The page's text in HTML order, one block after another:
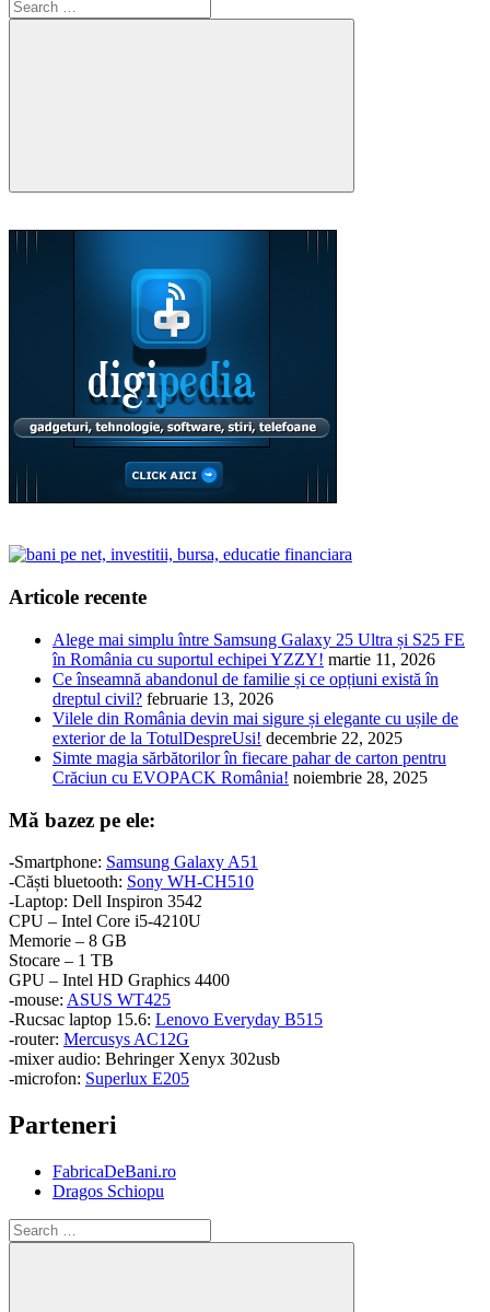
Search
for:
Search
Articole recente
Alege mai simplu între Samsung Galaxy 25 Ultra și S25 FE
în România cu suportul echipei YZZY! martie 11, 2026
Ce înseamnă abandonul de familie și ce opțiuni există în
dreptul civil? februarie 13, 2026
Vilele din România devin mai sigure și elegante cu ușile de
exterior de la TotulDespreUsi! decembrie 22, 2025
Simte magia sărbătorilor în fiecare pahar de carton pentru
Crăciun cu EVOPACK România! noiembrie 28, 2025
Mă bazez pe ele:
-Smartphone: Samsung Galaxy A51
-Căști bluetooth: Sony WH-CH510
-Laptop: Dell Inspiron 3542
CPU – Intel Core i5-4210U
Memorie – 8 GB
Stocare – 1 TB
GPU – Intel HD Graphics 4400
-mouse: ASUS WT425
-Rucsac laptop 15.6: Lenovo Everyday B515
-router: Mercusys AC12G
-mixer audio: Behringer Xenyx 302usb
-microfon: Superlux E205
Parteneri
FabricaDeBani.ro
Dragos Schiopu
Search
for: